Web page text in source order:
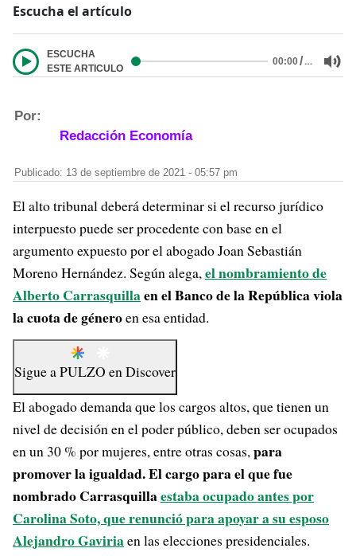
Escucha el artículo
ESCUCHA
ESTE ARTICULO
00:00/…
Por:
Redacción Economía
Publicado: 13 de septiembre de 2021 - 05:57 pm
El alto tribunal deberá determinar si el recurso jurídico
interpuesto puede ser procedente con base en el
argumento expuesto por el abogado Joan Sebastián
Moreno Hernández. Según alega,el nombramiento de
Alberto Carrasquillaen el Banco de la República viola
la cuota de géneroen esa entidad.
Sigue aPULZO enDiscover
El abogado demanda que los cargos altos, que tienen un
nivel de decisión en el poder público, deben ser ocupados
en un 30 % por mujeres, entre otras cosas,para
promover la igualdad. El cargo para el que fue
nombrado Carrasquillaestaba ocupado antes por
Carolina Soto, que renunció para apoyar a su esposo
Alejandro Gaviriaen las elecciones presidenciales.